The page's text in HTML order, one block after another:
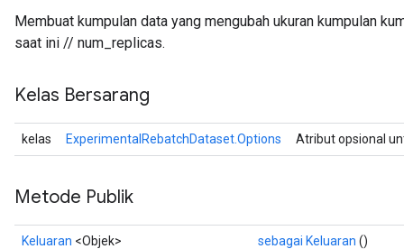
Membuat kumpulan data yang mengubah ukuran kumpulan
saat ini // num_replicas.
Kelas Bersarang
kelas ExperimentalRebatchDataset.Options Atribut opsional
Metode Publik
Keluaran <Objek> sebagai Keluaran ()